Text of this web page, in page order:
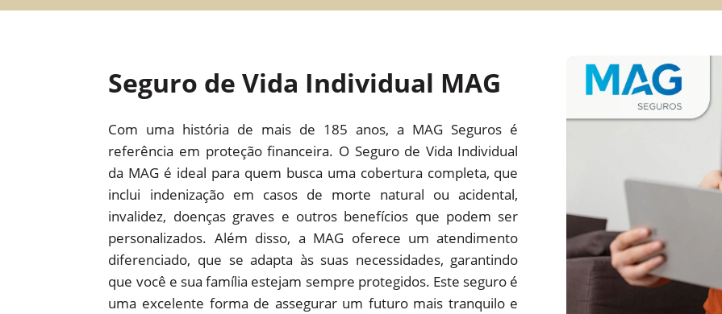
Seguro de Vida Individual MAG
Com uma história de mais de 185 anos, a MAG Seguros é
referência em proteção financeira. O Seguro de Vida Individual
da MAG é ideal para quem busca uma cobertura completa, que
inclui indenização em casos de morte natural ou acidental,
invalidez, doenças graves e outros benefícios que podem ser
personalizados. Além disso, a MAG oferece um atendimento
diferenciado, que se adapta às suas necessidades, garantindo
que você e sua família estejam sempre protegidos. Este seguro é
uma excelente forma de assegurar um futuro mais tranquilo e